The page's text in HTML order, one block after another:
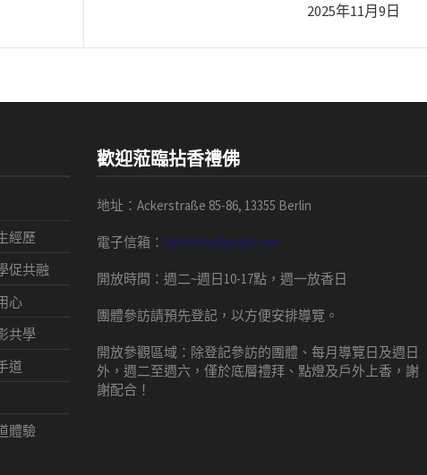
2025年11月9日
經歷
促共融
心
共學
道
體驗
歡迎蒞臨拈香禮佛
地址：Ackerstraße 85-86, 13355 Berlin
電子信箱： fgsberlin@gmail.com
開放時間 ： 週二~週日10-17點， 週一放香日
團體參訪請預先登記，以方便安排導覽 。
開放參觀區域： 除登記參訪的團體、每月導覽日及週日
外，週二至週六，僅於底層禮拜、點燈及戶外上香，謝
謝配合！